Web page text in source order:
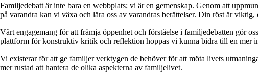
Familjedebatt är inte bara en webbplats; vi är en gemenskap. Genom att
på varandra kan vi växa och lära oss av varandras berättelser. Din röst är
Vårt engagemang för att främja öppenhet och förståelse i familjedebatten gör
plattform för konstruktiv kritik och reflektion hoppas vi kunna bidra till en mer
Vi existerar för att ge familjer verktygen de behöver för att möta livets
mer rustad att hantera de olika aspekterna av familjelivet.